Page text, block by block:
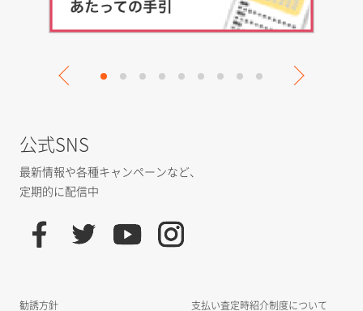
公式SNS
最新情報や各種キャンペーンなど、
定期的に配信中
勧誘方針 支払い査定時紹介制度について